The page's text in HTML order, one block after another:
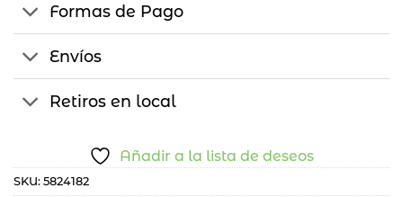
Formas de Pago
Envíos
Retiros en local
Añadir a la lista de deseos
SKU: 5824182